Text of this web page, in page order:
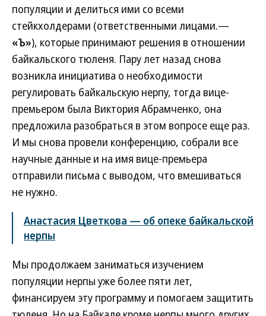
популяции и делиться ими со всеми
стейкхолдерами (ответственными лицами.—
«Ъ»), которые принимают решения в отношении
байкальского тюленя. Пару лет назад снова
возникла инициатива о необходимости
регулировать байкальскую нерпу, тогда вице-
премьером была Виктория Абрамченко, она
предложила разобраться в этом вопросе еще раз.
И мы снова провели конференцию, собрали все
научные данные и на имя вице-премьера
отправили письма с выводом, что вмешиваться
не нужно.
Анастасия Цветкова — об опеке байкальской
нерпы
Мы продолжаем заниматься изучением
популяции нерпы уже более пяти лет,
финансируем эту программу и помогаем защитить